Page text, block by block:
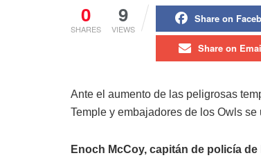
0
SHARES
9
VIEWS
Share on
Share on
Ante el aumento de las peligrosas
Temple y embajadores de los Owls
Enoch McCoy, capitán de policía